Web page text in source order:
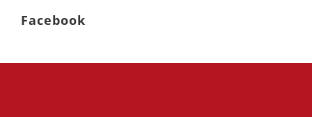
Facebook